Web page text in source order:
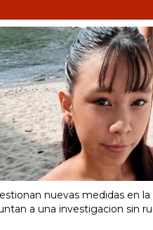
nuevas medidas en
a una investigacion sin